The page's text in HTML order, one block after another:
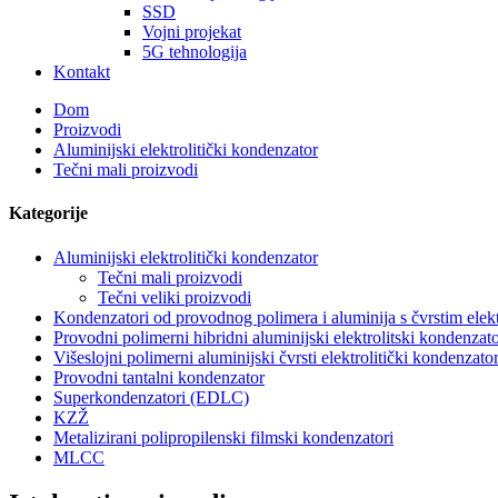
SSD
Vojni projekat
5G tehnologija
Kontakt
Dom
Proizvodi
Aluminijski elektrolitički kondenzator
Tečni mali proizvodi
Kategorije
Aluminijski elektrolitički kondenzator
Tečni mali proizvodi
Tečni veliki proizvodi
Kondenzatori od provodnog polimera i aluminija s čvrstim
Provodni polimerni hibridni aluminijski elektrolitski
Višeslojni polimerni aluminijski čvrsti elektrolitički kondenzator
Provodni tantalni kondenzator
Superkondenzatori (EDLC)
KZŽ
Metalizirani polipropilenski filmski kondenzatori
MLCC